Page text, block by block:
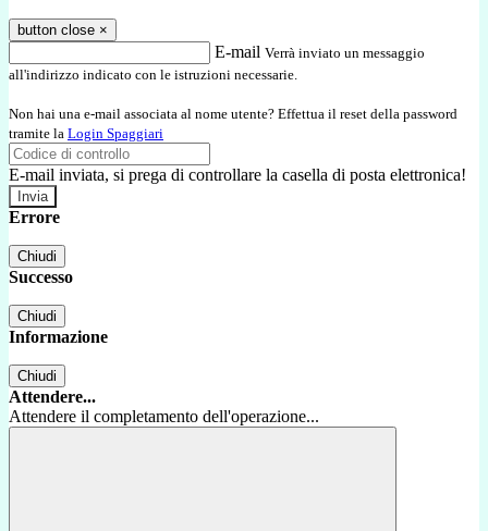
button close ×
E-mail Verrà inviato un messaggio
all'indirizzo indicato con le istruzioni necessarie.
Non hai una e-mail associata al nome utente? Effettua il reset della password
tramite la Login Spaggiari
E-mail inviata, si prega di controllare la casella di posta elettronica!
Errore
Chiudi
Successo
Chiudi
Informazione
Chiudi
Attendere...
Attendere il completamento dell'operazione...